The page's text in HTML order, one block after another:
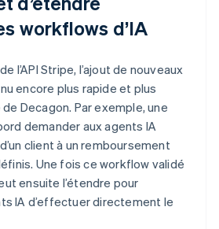
workflows d’IA
l’API Stripe, l’ajout de nouveaux
encore plus rapide et plus
Decagon. Par exemple, une
demander aux agents IA
client à un remboursement
Une fois ce workflow validé
ensuite l’étendre pour
IA d’effectuer directement le